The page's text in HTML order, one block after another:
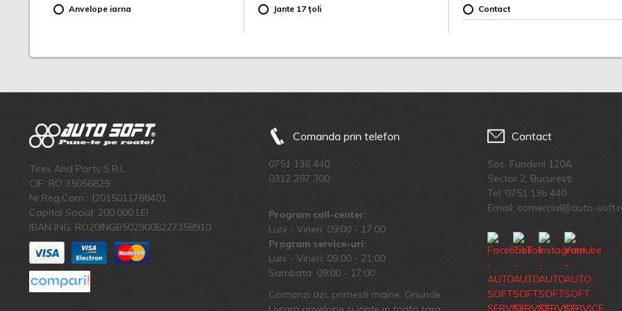
Anvelope iarna Jante 17 țoli Contact
Tires And Parts S.R.L.
CIF: RO 35056829
Nr.Reg.Com.: J2015011788401
Capital Social: 200.000 LEI
IBAN ING: RO20INGB5029008227358910
Comanda prin telefon
0751 136 440
0312 287 300
Program call-center:
Luni - Vineri: 09:00 - 17:00
Program service-uri:
Luni - Vineri: 09.00 - 21:00
Sambata: 09:00 - 17:00
Comanzi azi, primesti maine. Oriunde.
Contact
Sos. Fundeni 120A
Sector 2, Bucuresti
Tel: 0751 136 440
Email: comercial@auto-